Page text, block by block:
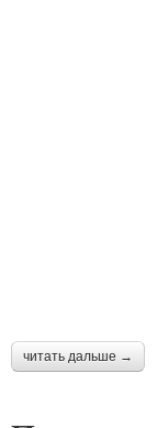
читать дальше →